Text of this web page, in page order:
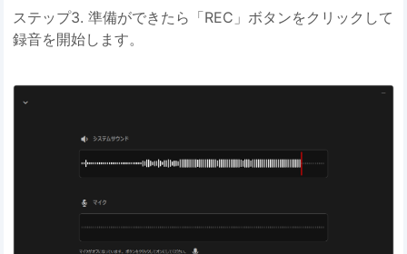
ステップ3. 準備ができたら「REC」ボタンをクリックして
録音を開始します。